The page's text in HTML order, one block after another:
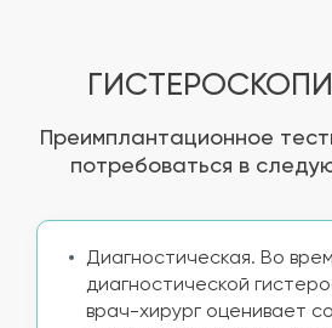
Преимплантационное
потребоваться в
Диагностическая. Во
диагностической
врач-хирург оценивает